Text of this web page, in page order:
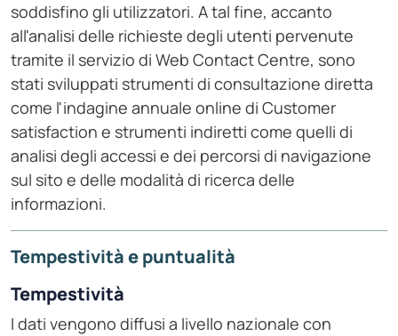
soddisfino gli utilizzatori. A tal fine, accanto
all'analisi delle richieste degli utenti pervenute
tramite il servizio di Web Contact Centre, sono
stati sviluppati strumenti di consultazione diretta
come l'indagine annuale online di Customer
satisfaction e strumenti indiretti come quelli di
analisi degli accessi e dei percorsi di navigazione
sul sito e delle modalità di ricerca delle
informazioni.
Tempestività e puntualità
Tempestività
I dati vengono diffusi a livello nazionale con